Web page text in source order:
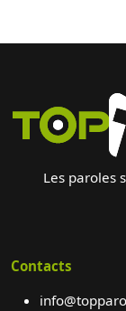
Les paroles
Contacts